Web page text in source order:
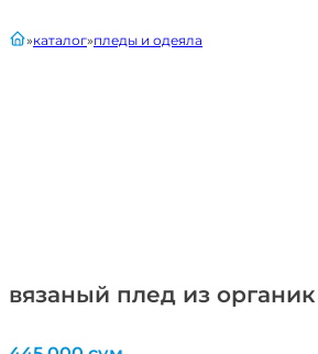
вязаный плед из
главнаякаталог пледы и одеяла